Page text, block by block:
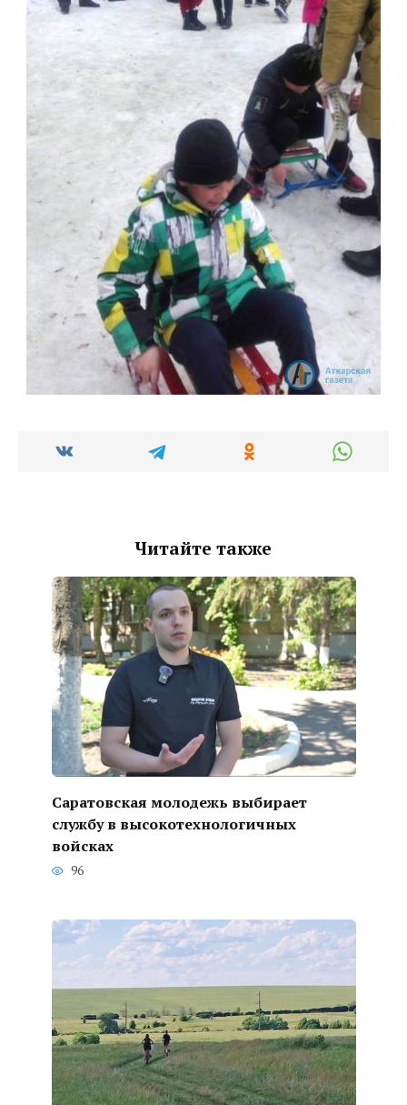
Читайте также
Саратовская молодежь выбирает
службу в высокотехнологичных
войсках
96